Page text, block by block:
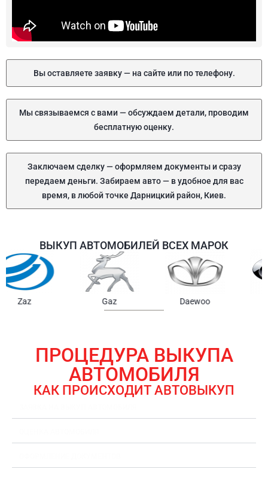
Вы оставляете заявку — на сайте или по телефону.
Мы связываемся с вами — обсуждаем детали, проводим
бесплатную оценку.
Заключаем сделку — оформляем документы и сразу
передаем деньги. Забираем авто — в удобное для вас
время, в любой точке Дарницкий район, Киев.
ВЫКУП АВТОМОБИЛЕЙ ВСЕХ МАРОК
Samsung
ПРОЦЕДУРА ВЫКУПА
АВТОМОБИЛЯ
КАК ПРОИСХОДИТ АВТОВЫКУП